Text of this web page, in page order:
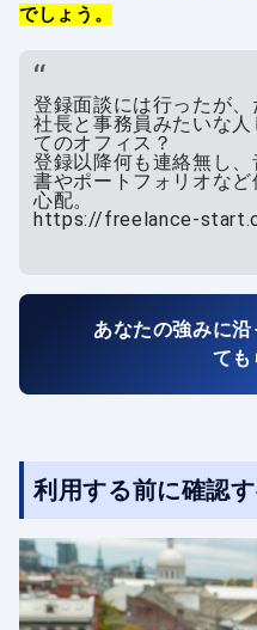
でしょう。
登録面談には行ったが、
社長と事務員みたいな
てのオフィス？
登録以降何も連絡無し
書やポートフォリオな
心配。
https://freelance-
あなたの強みに
ても
利用する前に確認